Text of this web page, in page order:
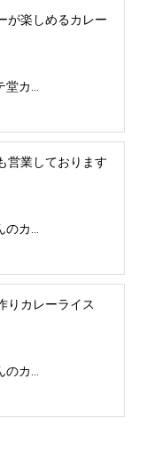
が楽しめるカレー
営業しております
りカレーライス